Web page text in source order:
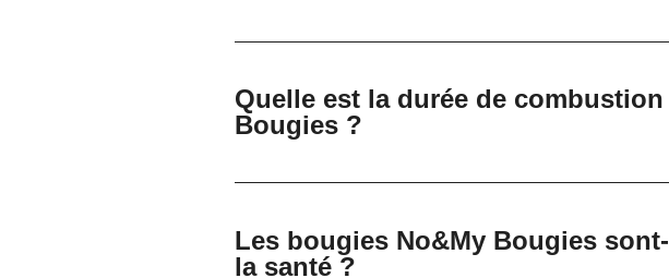
Quelle est la durée de
Bougies ?
Les bougies No&My Bougies
la santé ?